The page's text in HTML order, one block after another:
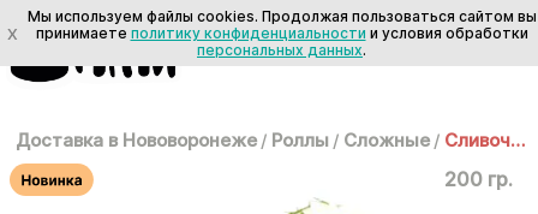
Доставка в Нововоронеже / Роллы / Сложные / Сливочная курочка
200 гр.
X
Мы используем файлы cookies. Продолжая пользоваться сайтом вы
принимаете политику конфиденциальности и условия обработки
персональных данных.